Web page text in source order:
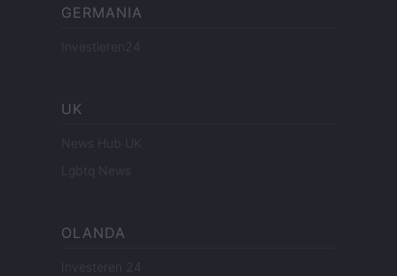
GERMANIA
Investieren24
UK
News Hub UK
Lgbtq News
OLANDA
Investeren 24